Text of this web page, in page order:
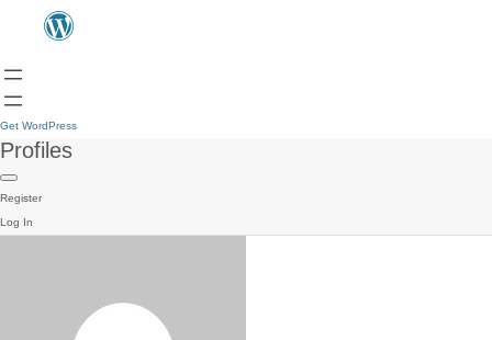
Get WordPress
Profiles
Register
Log In